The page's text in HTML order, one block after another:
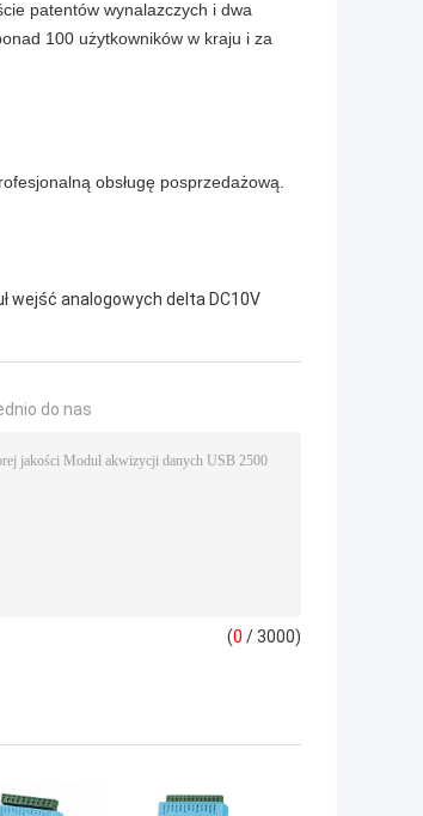
patentów wynalazczych i dwa
100 użytkowników w kraju i za
obsługę posprzedażową.
wejść analogowych delta DC10V
do nas
(0 / 3000)